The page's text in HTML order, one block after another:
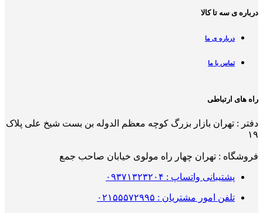
درباره ی سه تا کالا
درباره ی ما
تماس با ما
راه های ارتباطی
دفتر : تهران بازار بزرگ کوچه معظم الدوله بن بست شیخ علی پلاک
۱۹
فروشگاه : تهران چهار راه مولوی خیابان صاحب جمع
پشتیبانی واتساپ : ۰۹۳۷۱۳۲۳۲۰۴
تلفن امور مشتریان : ۰۲۱۵۵۵۷۲۹۹۵